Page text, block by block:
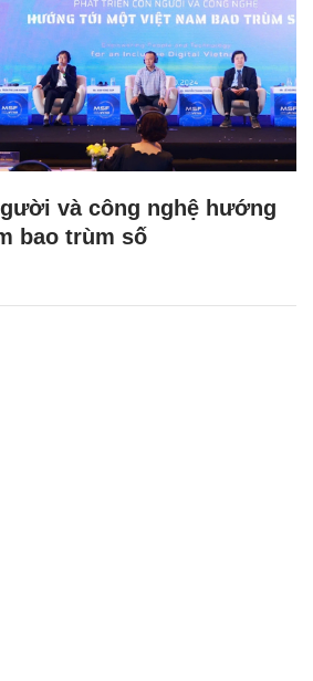
và công nghệ hướng
bao trùm số